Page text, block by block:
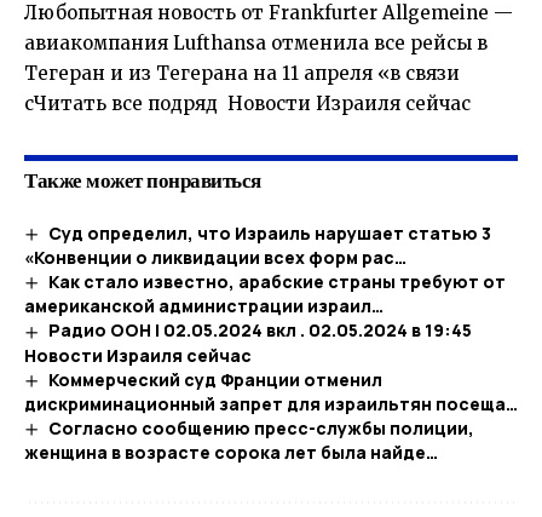
Любопытная новость от Frankfurter Allgemeine —
авиакомпания Lufthansa отменила все рейсы в
Тегеран и из Тегерана на 11 апреля «в связи
сЧитать все подряд Новости Израиля сейчас
Также может понравиться
Суд определил, что Израиль нарушает статью 3
«Конвенции о ликвидации всех форм рас…
Как стало известно, арабские страны требуют от
американской администрации израил…
Радио ООН | 02.05.2024 вкл . 02.05.2024 в 19:45​
Новости Израиля сейчас
Коммерческий суд Франции отменил
дискриминационный запрет для израильтян посеща…
Согласно сообщению пресс-службы полиции,
женщина в возрасте сорока лет была найде…